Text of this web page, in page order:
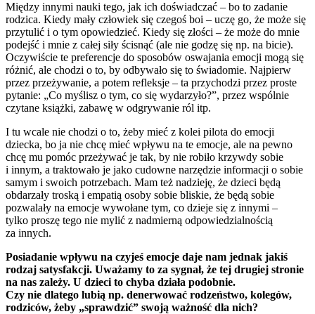
Między innymi nauki tego, jak ich doświadczać – bo to zadanie
rodzica. Kiedy mały człowiek się czegoś boi – uczę go, że może się
przytulić i o tym opowiedzieć. Kiedy się złości – że może do mnie
podejść i mnie z całej siły ścisnąć (ale nie godzę się np. na bicie).
Oczywiście te preferencje do sposobów oswajania emocji mogą się
różnić, ale chodzi o to, by odbywało się to świadomie. Najpierw
przez przeżywanie, a potem refleksje – ta przychodzi przez proste
pytanie: „Co myślisz o tym, co się wydarzyło?”, przez wspólnie
czytane książki, zabawę w odgrywanie ról itp.
I tu wcale nie chodzi o to, żeby mieć z kolei pilota do emocji
dziecka, bo ja nie chcę mieć wpływu na te emocje, ale na pewno
chcę mu pomóc przeżywać je tak, by nie robiło krzywdy sobie
i innym, a traktowało je jako cudowne narzędzie informacji o sobie
samym i swoich potrzebach. Mam też nadzieję, że dzieci będą
obdarzały troską i empatią osoby sobie bliskie, że będą sobie
pozwalały na emocje wywołane tym, co dzieje się z innymi –
tylko proszę tego nie mylić z nadmierną odpowiedzialnością
za innych.
Posiadanie wpływu na czyjeś emocje daje nam jednak jakiś
rodzaj satysfakcji. Uważamy to za sygnał, że tej drugiej stronie
na nas zależy. U dzieci to chyba działa podobnie.
Czy nie dlatego lubią np. denerwować rodzeństwo, kolegów,
rodziców, żeby „sprawdzić” swoją ważność dla nich?